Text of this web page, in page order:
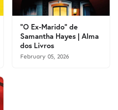
"O Ex-Marido" de
Samantha Hayes | Alma
dos Livros
February 05, 2026